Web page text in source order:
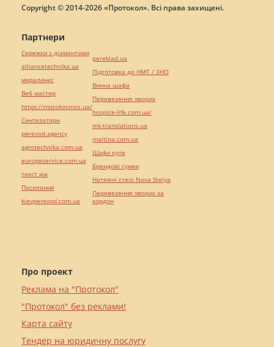
Copyright © 2014-2026 «Протокол». Всі права захищені.
Про проект
Реклама на "Протокол"
"Протокол" без реклами!
Карта сайту
Тендер на юридичну послугу
Партнери
Сережки з діамантами
alliancetechnika.ua
миралинкс
Веб мастер
https://motokosmos.ua/
Синтезатори
perevod.agency
agrotechnika.com.ua
europeservice.com.ua
текст юа
Посилання
kievperevod.com.ua
pereklad.ua
Підготовка до НМТ / ЗНО
Винна шафа
Перевезення хворих
hospice-life.com.ua/
mk-translations.ua
maltina.com.ua
Шафи купе
Брендові сумки
Натяжні стелі Nova Stelya
Перевезення хворих за
кордон